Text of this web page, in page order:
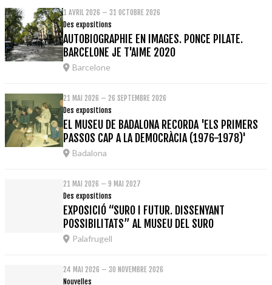
1 AVRIL 2026 – 31 OCTOBRE 2026
Des expositions
AUTOBIOGRAPHIE EN IMAGES. PONCE PILATE.
BARCELONE JE T'AIME 2020
Barcelone
21 MAI 2026 – 26 SEPTEMBRE 2026
Des expositions
EL MUSEU DE BADALONA RECORDA 'ELS PRIMERS
PASSOS CAP A LA DEMOCRÀCIA (1976-1978)'
Badalona
21 MAI 2026 – 9 MAI 2027
Des expositions
EXPOSICIÓ “SURO I FUTUR. DISSENYANT
POSSIBILITATS” AL MUSEU DEL SURO
Palafrugell
24 MAI 2026 – 30 NOVEMBRE 2026
Nouvelles